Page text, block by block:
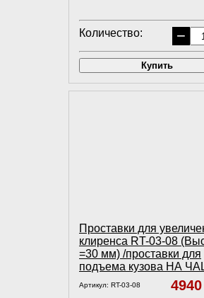
Количество: −
Купить
Проставки для
клиренса RT-03-08
=30 мм) /проставки для
подъема кузова НА
Артикул: RT-03-08